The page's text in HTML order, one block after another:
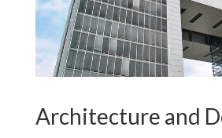
Architecture and